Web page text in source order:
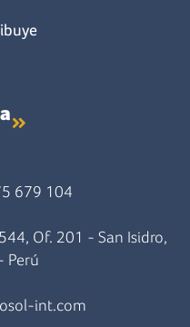
679 104
Of. 201 - San Isidro,
Perú
int.com